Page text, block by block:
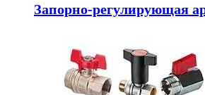
Запорно-регулирующая